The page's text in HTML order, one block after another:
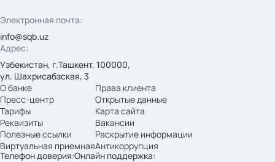
Электронная почта:
info@sqb.uz
Адрес:
Узбекистан, г.Ташкент, 100000,
ул. Шахрисабзская, 3
О банке
Пресс-центр
Тарифы
Реквизиты
Полезные ссылки
Виртуальная приемная
Права клиента
Открытые данные
Карта сайта
Вакансии
Раскрытие информации
Антикоррупция
Телефон доверия:Онлайн поддержка: